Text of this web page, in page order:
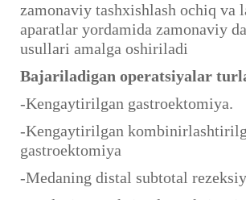
zamonaviy tashxishlash ochiq va
aparatlar yordamida zamonaviy
usullari amalga oshiriladi
Bajariladigan operatsiyalar
-Kengaytirilgan gastroektomiya.
-Kengaytirilgan
gastroektomiya
-Medaning distal subtotal